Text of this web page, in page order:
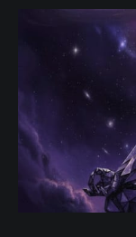
aufhörst zu